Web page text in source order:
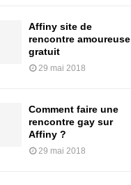
Affiny site de
rencontre amoureuse
gratuit
29 mai 2018
Comment faire une
rencontre gay sur
Affiny ?
29 mai 2018